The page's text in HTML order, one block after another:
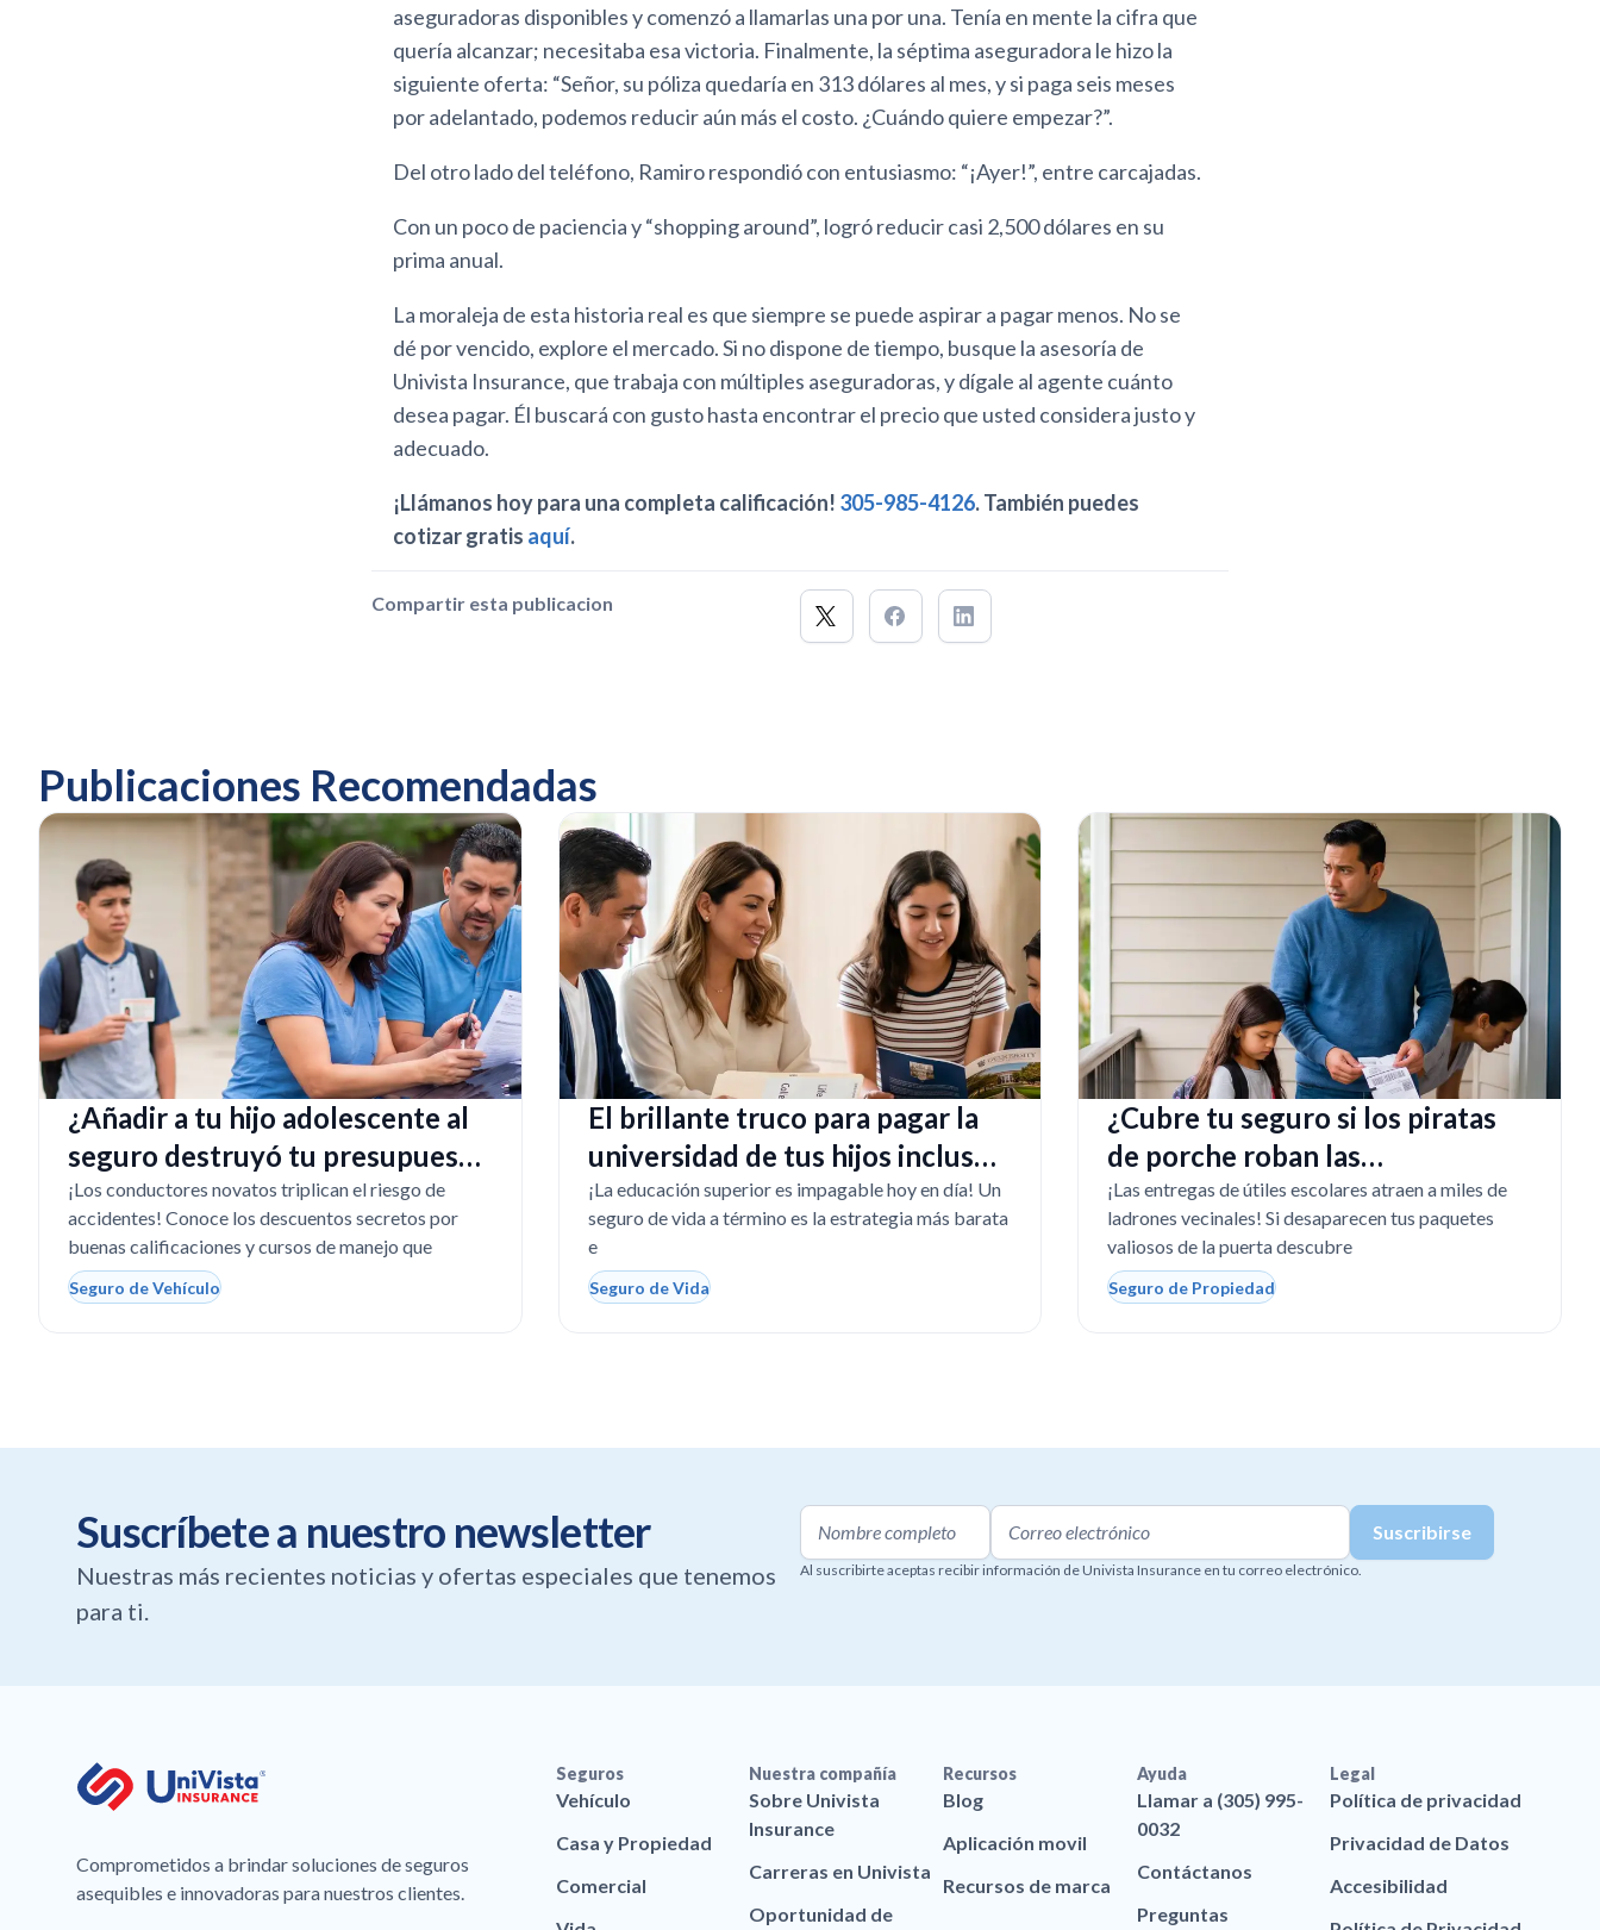
aseguradoras disponibles y comenzó a llamarlas una por una. Tenía en mente la cifra que
quería alcanzar; necesitaba esa victoria. Finalmente, la séptima aseguradora le hizo la
siguiente oferta: “Señor, su póliza quedaría en 313 dólares al mes, y si paga seis meses
por adelantado, podemos reducir aún más el costo. ¿Cuándo quiere empezar?”.
Del otro lado del teléfono, Ramiro respondió con entusiasmo: “¡Ayer!”, entre carcajadas.
Con un poco de paciencia y “shopping around”, logró reducir casi 2,500 dólares en su
prima anual.
La moraleja de esta historia real es que siempre se puede aspirar a pagar menos. No se
dé por vencido, explore el mercado. Si no dispone de tiempo, busque la asesoría de
Univista Insurance, que trabaja con múltiples aseguradoras, y dígale al agente cuánto
desea pagar. Él buscará con gusto hasta encontrar el precio que usted considera justo y
adecuado.
¡Llámanos hoy para una completa calificación! 305-985-4126. También puedes
cotizar gratis aquí.
Compartir esta publicacion
Publicaciones Recomendadas
¿Añadir a tu hijo adolescente al
seguro destruyó tu presupuesto
en Texas?
¡Los conductores novatos triplican el riesgo de
accidentes! Conoce los descuentos secretos por
buenas calificaciones y cursos de manejo que
Seguro de Vehículo
El brillante truco para pagar la
universidad de tus hijos incluso
si tú faltas
¡La educación superior es impagable hoy en día! Un
seguro de vida a término es la estrategia más barata
e
Seguro de Vida
¿Cubre tu seguro si los piratas
de porche roban las
computadoras escolares?
¡Las entregas de útiles escolares atraen a miles de
ladrones vecinales! Si desaparecen tus paquetes
valiosos de la puerta descubre
Seguro de Propiedad
Suscríbete a nuestro newsletter
Nuestras más recientes noticias y ofertas especiales que tenemos
para ti.
Al suscribirte aceptas recibir información de Univista Insurance en tu correo electrónico.
Comprometidos a brindar soluciones de seguros
asequibles e innovadoras para nuestros clientes.
Seguros
Vehículo
Casa y Propiedad
Comercial
Nuestra compañía
Sobre Univista
Insurance
Carreras en Univista
Oportunidad de
Recursos
Blog
Aplicación movil
Recursos de marca
Ayuda
Llamar a (305) 995-
0032
Contáctanos
Preguntas
Legal
Política de privacidad
Privacidad de Datos
Accesibilidad